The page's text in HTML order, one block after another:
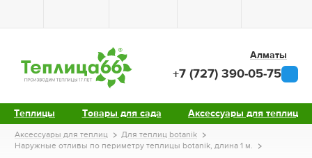
Теплицы Товары для сада Аксессуары для теплиц
Алматы
+7 (727) 390-05-75
Аксессуары для теплиц
Для теплиц botanik
Наружные отливы по периметру теплицы botanik, длина 1 м.